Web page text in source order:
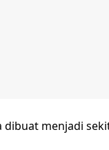
dibuat menjadi